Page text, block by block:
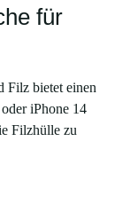
für
Filz bietet einen
iPhone 14
Filzhülle zu